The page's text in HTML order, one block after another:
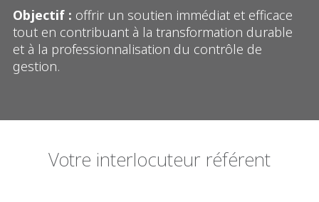
Objectif : offrir un soutien immédiat et efficace
tout en contribuant à la transformation durable
et à la professionnalisation du contrôle de
gestion.
Votre interlocuteur référent